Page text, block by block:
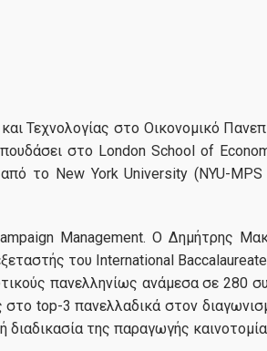
Τεχνολογίας στο Οικονομικό
στο London School of
το New York University (NYU-
Management. Ο Δημήτρης
του International
πανελληνίως ανάμεσα σε 280
top-3 πανελλαδικά στον
διαδικασία της παραγωγής